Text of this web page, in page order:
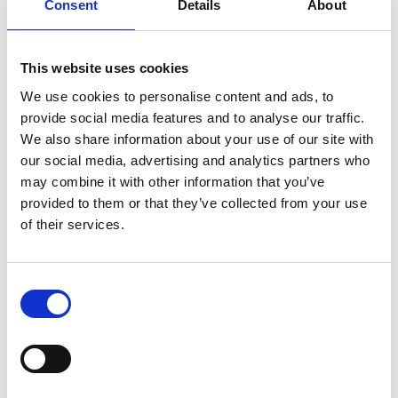
Consent Details About
This website uses cookies
We use cookies to personalise content and ads, to
provide social media features and to analyse our traffic.
We also share information about your use of our site with
our social media, advertising and analytics partners who
may combine it with other information that you’ve
provided to them or that they’ve collected from your use
of their services.
Selection
på utveckling och förbättring
Du förväntas lösa alla praktiska problem som
uppstår i vardagen samtidigt som du ska hinna
med att utveckla och förbättra verksamheten.
Dess värre är det lätt att fastna i nuets alla
göranden, men för att lyckas i ditt uppdrag som
chef måste du arbeta strategiskt och
målfokuserat. Att leda och göra med-arbetarna
viktigaste uppdrag.
Förändringens fyra rum och ditt ledarskap